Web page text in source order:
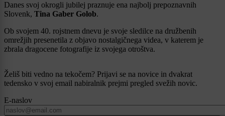
Danes svoj okrogli jubilej praznuje ena najbolj prepoznavnih
Slovenk, Tina Gaber Golob.
Ob svojem 40. rojstnem dnevu je svoje sledilce na družbenih
omrežjih presenetila z objavo nostalgičnega videa, v katerem je
zbrala dragocene fotografije iz svojega otroštva.
Želiš biti vedno na tekočem? Prijavi se na novice in dvakrat
tedensko v svoj email nabiralnik prejmi pregled svežih novic.
E-naslov